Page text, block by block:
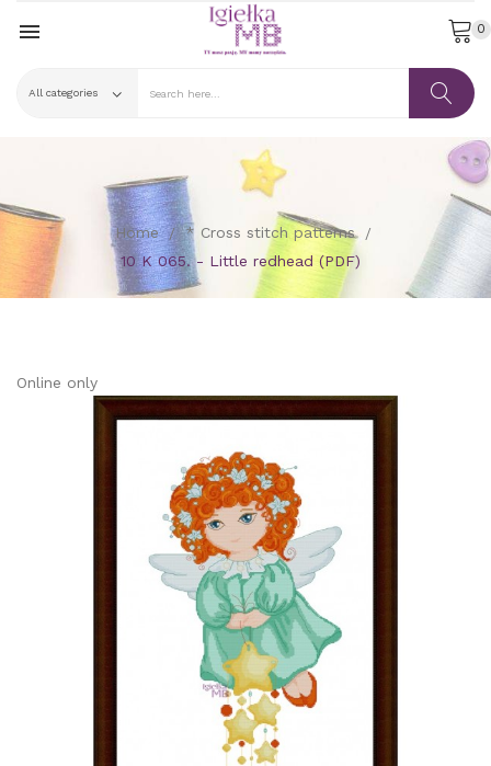
 0
Home
* Cross stitch patterns
10 K 065. - Little redhead (PDF)
Online only